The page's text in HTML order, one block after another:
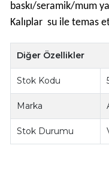
baskı/seramik/mum
Kalıplar su ile temas
Diğer Özellikler
Stok Kodu
Marka
Stok Durumu